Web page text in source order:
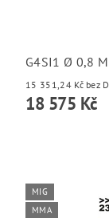
G4SI1 Ø 0,8
15 351,24 Kč
18 575 Kč
MIG
MMA